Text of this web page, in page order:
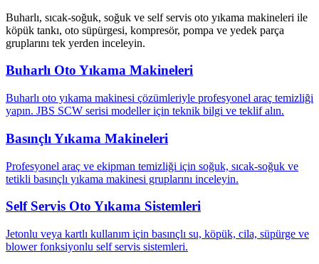
Buharlı, sıcak-soğuk, soğuk ve self servis oto yıkama makineleri ile
köpük tankı, oto süpürgesi, kompresör, pompa ve yedek parça
gruplarını tek yerden inceleyin.
Buharlı Oto Yıkama Makineleri
Buharlı oto yıkama makinesi çözümleriyle profesyonel araç temizliği
yapın. JBS SCW serisi modeller için teknik bilgi ve teklif alın.
Basınçlı Yıkama Makineleri
Profesyonel araç ve ekipman temizliği için soğuk, sıcak-soğuk ve
tetikli basınçlı yıkama makinesi gruplarını inceleyin.
Self Servis Oto Yıkama Sistemleri
Jetonlu veya kartlı kullanım için basınçlı su, köpük, cila, süpürge ve
blower fonksiyonlu self servis sistemleri.